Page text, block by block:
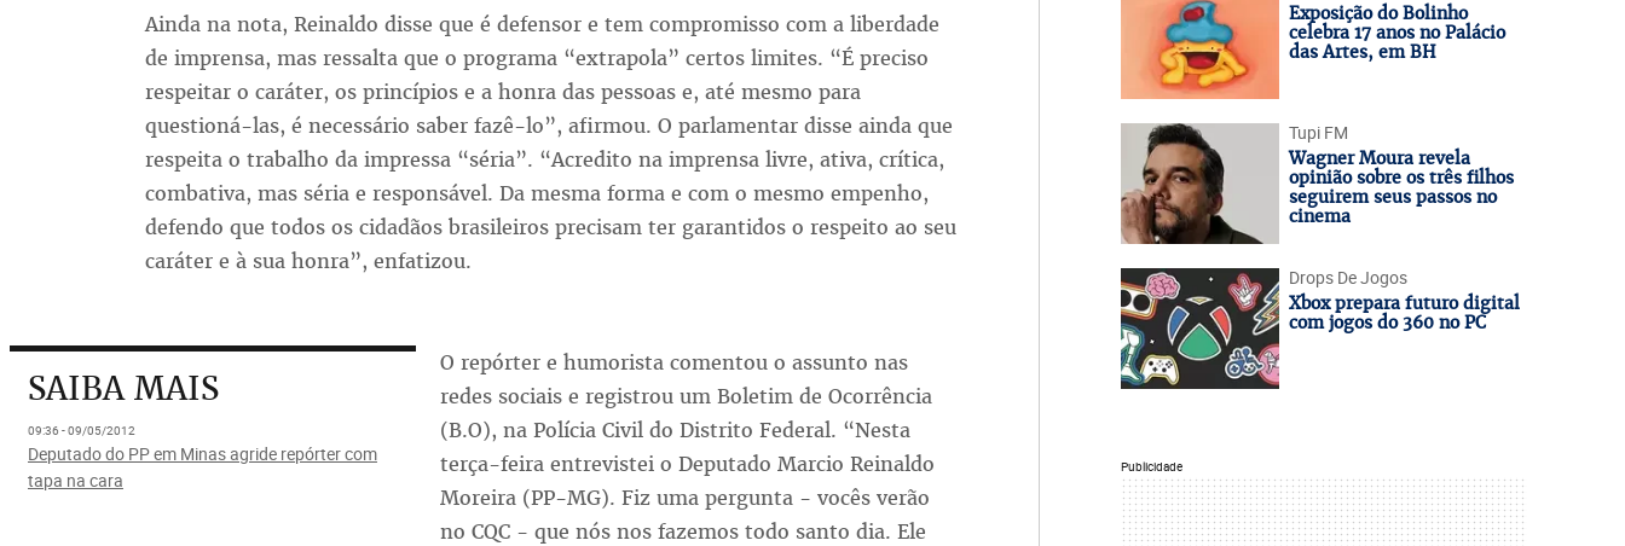
Ainda na nota, Reinaldo disse que é defensor e tem compromisso com a liberdade
de imprensa, mas ressalta que o programa “extrapola” certos limites. “É preciso
respeitar o caráter, os princípios e a honra das pessoas e, até mesmo para
questioná-las, é necessário saber fazê-lo”, afirmou. O parlamentar disse ainda que
respeita o trabalho da impressa “séria”. “Acredito na imprensa livre, ativa, crítica,
combativa, mas séria e responsável. Da mesma forma e com o mesmo empenho,
defendo que todos os cidadãos brasileiros precisam ter garantidos o respeito ao seu
caráter e à sua honra”, enfatizou.
SAIBA MAIS
09:36 - 09/05/2012
Deputado do PP em Minas agride repórter com
tapa na cara
O repórter e humorista comentou o assunto nas
redes sociais e registrou um Boletim de Ocorrência
(B.O), na Polícia Civil do Distrito Federal. “Nesta
terça-feira entrevistei o Deputado Marcio Reinaldo
Moreira (PP-MG). Fiz uma pergunta - vocês verão
no CQC - que nós nos fazemos todo santo dia. Ele
Exposição do Bolinho
celebra 17 anos no Palácio
das Artes, em BH
Tupi FM
Wagner Moura revela
opinião sobre os três filhos
seguirem seus passos no
cinema
Drops De Jogos
Xbox prepara futuro digital
com jogos do 360 no PC
Publicidade